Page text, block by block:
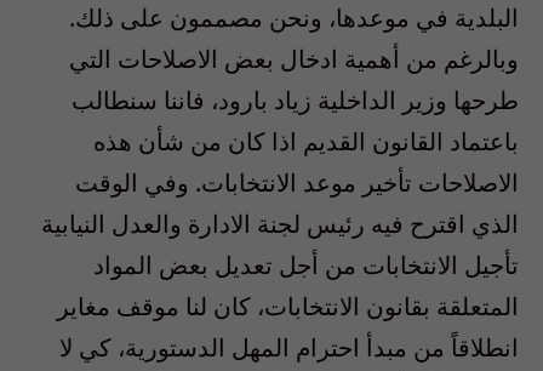
البلدية في موعدها، ونحن مصممون على ذلك.
وبالرغم من أهمية ادخال بعض الاصلاحات التي
طرحها وزير الداخلية زياد بارود، فاننا سنطالب
باعتماد القانون القديم اذا كان من شأن هذه
الاصلاحات تأخير موعد الانتخابات. وفي الوقت
الذي اقترح فيه رئيس لجنة الادارة والعدل النيابية
تأجيل الانتخابات من أجل تعديل بعض المواد
المتعلقة بقانون الانتخابات، كان لنا موقف مغاير
انطلاقاً من مبدأ احترام المهل الدستورية، كي لا